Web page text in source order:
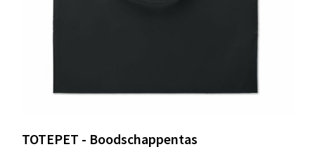
TOTEPET - Boodschappentas